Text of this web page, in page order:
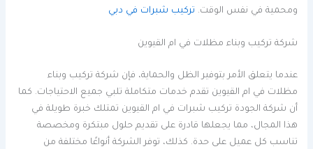
ومحمية في نفس الوقت. تركيب شبرات في دبي
شركة تركيب وبناء مظلات في ام القيوين
عندما يتعلق الأمر بتوفير الظل والحماية، فإن شركة تركيب وبناء
مظلات في ام القيوين تقدم خدمات متكاملة تلبي جميع الاحتياجات. كما
أن شركة الجودة تركيب شبرات في ام القيوين تمتلك خبرة طويلة في
هذا المجال، مما يجعلها قادرة على تقديم حلول مبتكرة ومخصصة
تناسب كل عميل على حدة. كذلك، توفر الشركة أنواعًا مختلفة من